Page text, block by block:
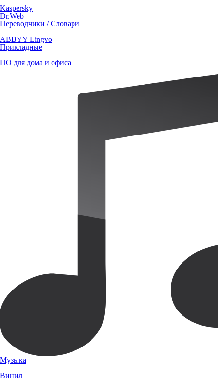
Kaspersky
Dr.Web
Переводчики / Словари
ABBYY Lingvo
Прикладные
ПО для дома и офиса
Музыка
Винил